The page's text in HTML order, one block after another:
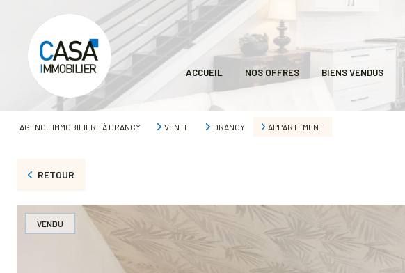
ACCUEIL NOS OFFRES BIENS VENDUS
AGENCE IMMOBILIÈRE À DRANCY VENTE DRANCY APPARTEMENT
RETOUR
VENDU